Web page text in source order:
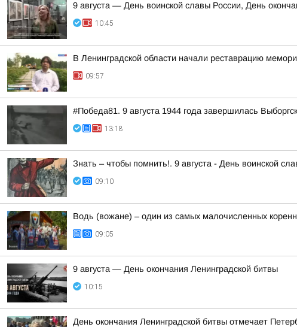
9 августа — День воинской славы России, День
10:45
В Ленинградской области начали реставрацию
09:57
#Победа81. 9 августа 1944 года завершилась
13:18
Знать – чтобы помнить!. 9 августа - День воинской
09:10
Водь (вожане) – один из самых малочисленных
09:05
9 августа — День окончания Ленинградской битвы
10:15
День окончания Ленинградской битвы отмечает